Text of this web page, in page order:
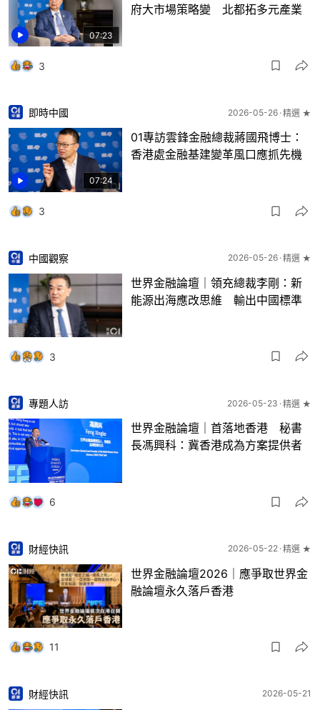
07:23
府大市場策略變 北都拓多元產業
3
07:24
即時中國 2026-05-26 精選 ★
01專訪雲鋒金融總裁蔣國飛博士：
香港處金融基建變革風口應抓先機
3
中國觀察 2026-05-26 精選 ★
世界金融論壇｜領充總裁李剛：新
能源出海應改思維 輸出中國標準
3
專題人訪 2026-05-23 精選 ★
世界金融論壇｜首落地香港 秘書
長馮興科：冀香港成為方案提供者
6
財經快訊 2026-05-22 精選 ★
世界金融論壇2026｜應爭取世界金
融論壇永久落戶香港
11
財經快訊 2026-05-21